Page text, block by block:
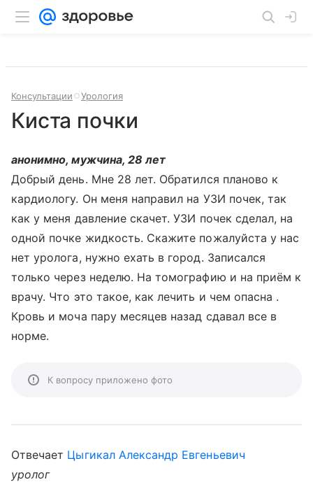
Консультации Урология
Киста почки
анонимно, мужчина, 28 лет
Добрый день. Мне 28 лет. Обратился планово к
кардиологу. Он меня направил на УЗИ почек, так
как у меня давление скачет. УЗИ почек сделал, на
одной почке жидкость. Скажите пожалуйста у нас
нет уролога, нужно ехать в город. Записался
только через неделю. На томографию и на приём к
врачу. Что это такое, как лечить и чем опасна .
Кровь и моча пару месяцев назад сдавал все в
норме.
К вопросу приложено фото
Отвечает Цыгикал Александр Евгеньевич
уролог